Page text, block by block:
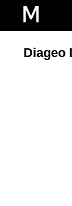
Diageo